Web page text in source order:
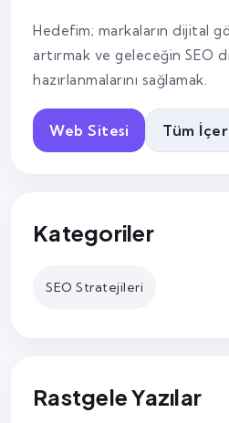
Hedefim; markaların dijital
artırmak ve geleceğin SEO
hazırlanmalarını sağlamak.
Web Sitesi Tüm
Kategoriler
SEO Stratejileri
Rastgele Yazılar